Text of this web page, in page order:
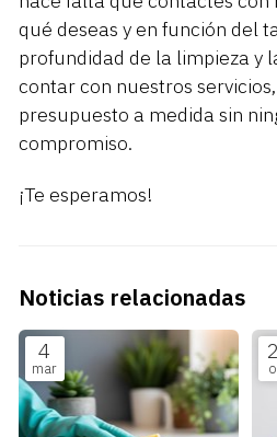
qué deseas y en función del
profundidad de la limpieza y
contar con nuestros
presupuesto a medida sin
compromiso.
¡Te esperamos!
Noticias relacionadas
4
mar